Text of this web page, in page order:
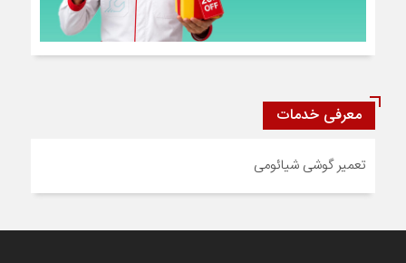
معرفی خدمات
تعمیر گوشی شیائومی